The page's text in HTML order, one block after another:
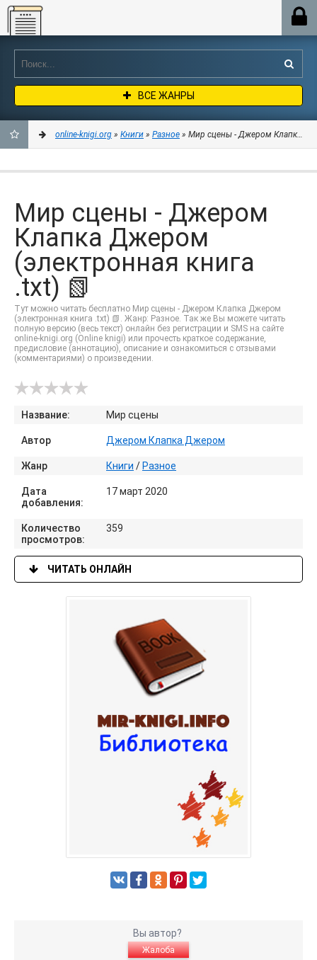
Online-knigi.org
ВСЕ ЖАНРЫ
ЗАКЛАДКИ
online-knigi.org » Книги » Разное » Мир сцены - Джером Клапка
Мир сцены - Джером
Клапка Джером
(электронная книга
.txt) 📗
Тут можно читать бесплатно Мир сцены - Джером Клапка Джером
(электронная книга .txt) 📗. Жанр: Разное. Так же Вы можете читать
полную версию (весь текст) онлайн без регистрации и SMS на сайте
online-knigi.org (Online knigi) или прочесть краткое содержание,
предисловие (аннотацию), описание и ознакомиться с отзывами
(комментариями) о произведении.
Название: Мир сцены
Автор Джером Клапка Джером
Жанр Книги / Разное
Дата
добавления:
17 март 2020
Количество
просмотров:
359
ЧИТАТЬ ОНЛАЙН
Вы автор?
Жалоба